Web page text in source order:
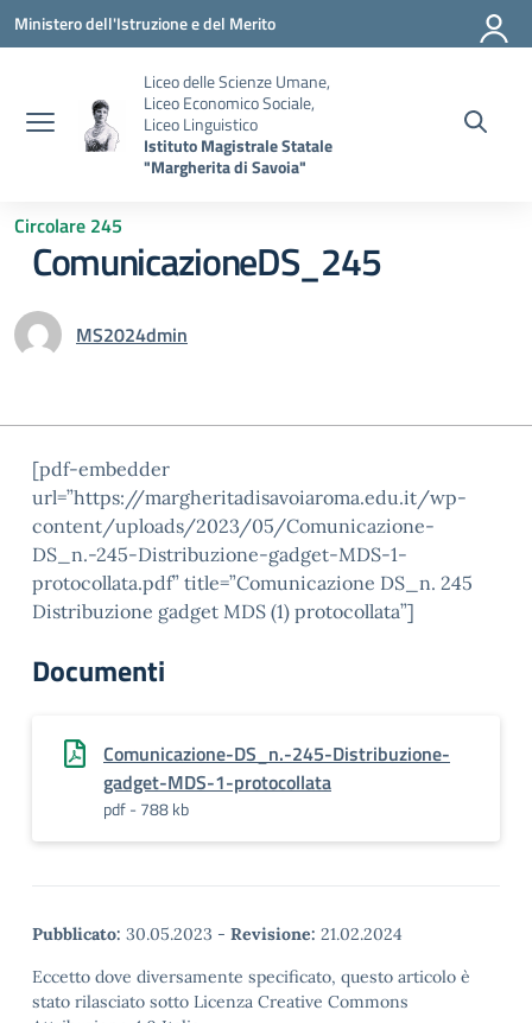
Vai ai contenuti
Vai al menu di navigazione
Vai al footer
Ministero dell'Istruzione e del Merito
Liceo delle Scienze Umane,
Liceo Economico Sociale,
Liceo Linguistico
Istituto Magistrale Statale
"Margherita di Savoia"
Circolare 245
ComunicazioneDS_245
MS2024dmin
[pdf-embedder
url=”https://margheritadisavoiaroma.edu.it/wp-
content/uploads/2023/05/Comunicazione-
DS_n.-245-Distribuzione-gadget-MDS-1-
protocollata.pdf” title=”Comunicazione DS_n. 245
Distribuzione gadget MDS (1) protocollata”]
Documenti
Comunicazione-DS_n.-245-Distribuzione-
gadget-MDS-1-protocollata
pdf - 788 kb
Pubblicato: 30.05.2023 - Revisione: 21.02.2024
Eccetto dove diversamente specificato, questo articolo è
stato rilasciato sotto Licenza Creative Commons